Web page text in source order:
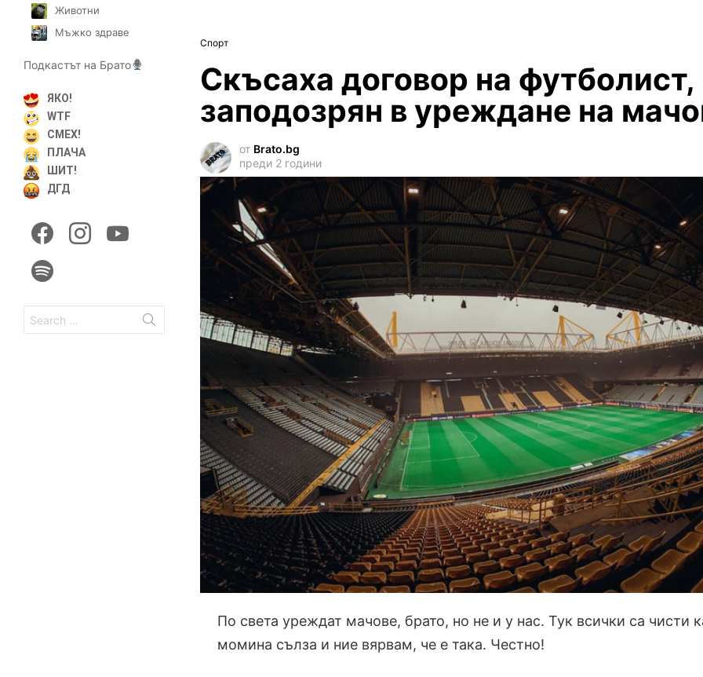
Спорт
Скъсаха договор на футболист,
заподозрян в уреждане на
от Brato.bg
преди 2 години
По света уреждат мачове, брато, но не и у нас. Тук всички са чисти
момина сълза и ние вярвам, че е така. Честно!
Животни
Мъжко здраве
Подкастът на Брато
ЯКО!
WTF
СМЕХ!
ПЛАЧА
ШИТ!
ДГД
for: